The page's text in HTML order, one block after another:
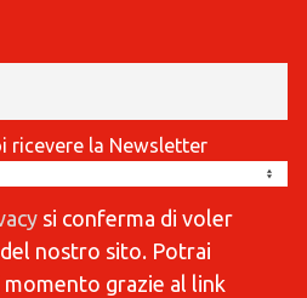
ricevere la Newsletter
si conferma di voler
nostro sito. Potrai
momento grazie al link